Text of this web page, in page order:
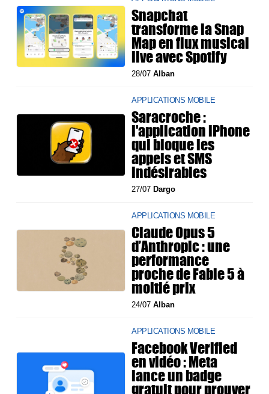
Snapchat
transforme la Snap
Map en flux musical
live avec Spotify
28/07Alban
APPLICATIONS MOBILE
Saracroche :
l'application iPhone
qui bloque les
appels et SMS
indésirables
27/07 Dargo
APPLICATIONS MOBILE
Claude Opus 5
d’Anthropic : une
performance
proche de Fable 5 à
moitié prix
24/07Alban
APPLICATIONS MOBILE
Facebook Verified
en vidéo : Meta
lance un badge
gratuit pour prouver